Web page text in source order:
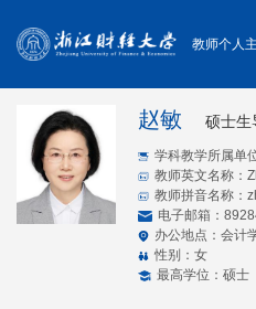
教师个人
赵敏 硕士生
学科教学所属单
教师英文名称：
教师拼音名称：
电子邮箱：
办公地点：会计
性别：女
最高学位：硕士